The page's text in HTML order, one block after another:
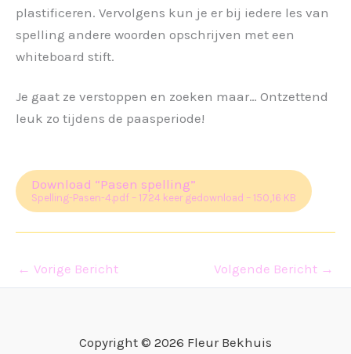
plastificeren. Vervolgens kun je er bij iedere les van
spelling andere woorden opschrijven met een
whiteboard stift.
Je gaat ze verstoppen en zoeken maar… Ontzettend
leuk zo tijdens de paasperiode!
Download “Pasen spelling”
Spelling-Pasen-4.pdf – 1724 keer gedownload – 150,16 KB
← Vorige Bericht Volgende Bericht →
Copyright © 2026 Fleur Bekhuis